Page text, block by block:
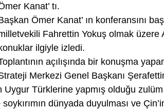
Kanat’ tı.
Ömer Kanat’ ın konferansını
Fahrettin Yokuş olmak üzere
ilgiyle izledi.
açılışında bir konuşma
Merkezi Genel Başkanı
Türklerine yapmış olduğu zulüm
dünyada duyulması ve